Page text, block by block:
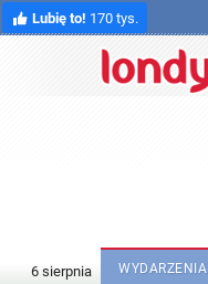
Lubię to! 170 tys.
WYDARZENIA